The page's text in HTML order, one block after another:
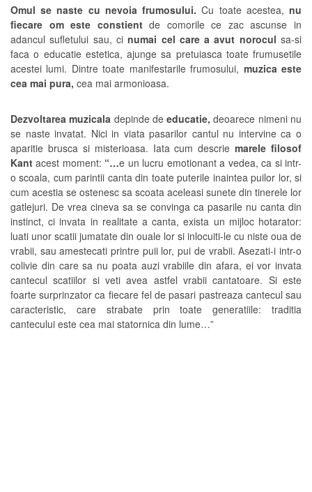
Omul se naste cu nevoia frumosului. Cu toate acestea, nu
fiecare om este constientde comorile ce zac ascunse in
adancul sufletului sau, cinumai cel care a avut norocul sa-si
faca o educatie estetica, ajunge sa pretuiasca toate frumusetile
acestei lumi. Dintre toate manifestarile frumosului, muzica este
cea mai pura, cea mai armonioasa.
Dezvoltarea muzicala depinde deeducatie, deoarece nimeni nu
se naste invatat. Nici in viata pasarilor cantul nu intervine ca o
aparitie brusca si misterioasa. Iata cum descriemarele filosof
Kant acest moment: “…e un lucru emotionant a vedea, ca si intr-
o scoala, cum parintii canta din toate puterile inaintea puilor lor, si
cum acestia se ostenesc sa scoata aceleasi sunete din tinerele lor
gatlejuri. De vrea cineva sa se convinga ca pasarile nu canta din
instinct, ci invata in realitate a canta, exista un mijloc hotarator:
luati unor scatii jumatate din ouale lor si inlocuiti-le cu niste oua de
vrabii, sau amestecati printre puii lor, pui de vrabii. Asezati-i intr-o
colivie din care sa nu poata auzi vrabiile din afara, ei vor invata
cantecul scatiilor si veti avea astfel vrabii cantatoare. Si este
foarte surprinzator ca fiecare fel de pasari pastreaza cantecul sau
caracteristic, care strabate prin toate generatiile: traditia
cantecului este cea mai statornica din lume…”